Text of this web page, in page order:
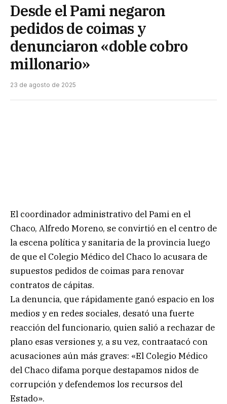
Desde el Pami negaron
pedidos de coimas y
denunciaron «doble cobro
millonario»
23 de agosto de 2025
El coordinador administrativo del Pami en el
Chaco, Alfredo Moreno, se convirtió en el centro de
la escena política y sanitaria de la provincia luego
de que el Colegio Médico del Chaco lo acusara de
supuestos pedidos de coimas para renovar
contratos de cápitas.
La denuncia, que rápidamente ganó espacio en los
medios y en redes sociales, desató una fuerte
reacción del funcionario, quien salió a rechazar de
plano esas versiones y, a su vez, contraatacó con
acusaciones aún más graves: «El Colegio Médico
del Chaco difama porque destapamos nidos de
corrupción y defendemos los recursos del
Estado».